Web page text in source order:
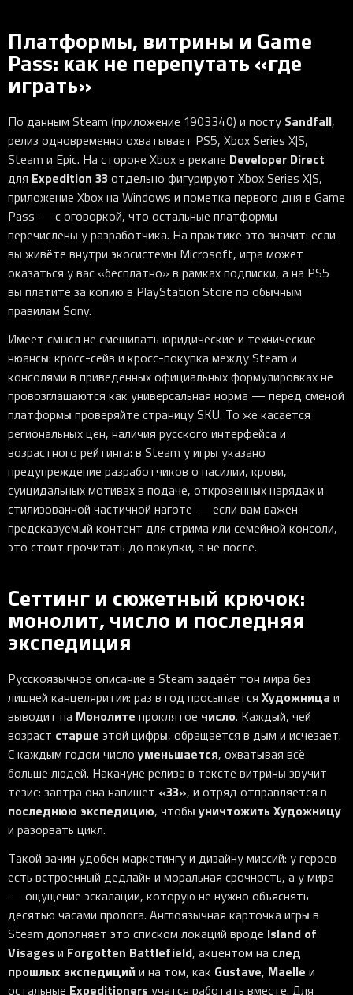
Платформы, витрины и Game
Pass: как не перепутать «где
играть»
По данным Steam (приложение 1903340) и посту Sandfall,
релиз одновременно охватывает PS5, Xbox Series X|S,
Steam и Epic. На стороне Xbox в рекапе Developer Direct
для Expedition 33отдельно фигурируют Xbox Series X|S,
приложение Xbox на Windows и пометка первого дня в Game
Pass — с оговоркой, что остальные платформы
перечислены у разработчика. На практике это значит: если
вы живёте внутри экосистемы Microsoft, игра может
оказаться у вас «бесплатно» в рамках подписки, а на PS5
вы платите за копию в PlayStation Store по обычным
правилам Sony.
Имеет смысл не смешивать юридические и технические
нюансы: кросс-сейв и кросс-покупка между Steam и
консолями в приведённых официальных формулировках не
провозглашаются как универсальная норма — перед сменой
платформы проверяйте страницу SKU. То же касается
региональных цен, наличия русского интерфейса и
возрастного рейтинга: в Steam у игры указано
предупреждение разработчиков о насилии, крови,
суицидальных мотивах в подаче, откровенных нарядах и
стилизованной частичной наготе — если вам важен
предсказуемый контент для стрима или семейной консоли,
это стоит прочитать до покупки, а не после.
Сеттинг и сюжетный крючок:
монолит, число и последняя
экспедиция
Русскоязычное описание в Steam задаёт тон мира без
лишней канцеляритии: раз в год просыпается Художница и
выводит на Монолите проклятое число. Каждый, чей
возраст старше этой цифры, обращается в дым и исчезает.
С каждым годом числоуменьшается, охватывая всё
больше людей. Накануне релиза в тексте витрины звучит
тезис: завтра она напишет «33», и отряд отправляется в
последнюю экспедицию, чтобыуничтожить Художницу
и разорвать цикл.
Такой зачин удобен маркетингу и дизайну миссий: у героев
есть встроенный дедлайн и моральная срочность, а у мира
— ощущение эскалации, которую не нужно объяснять
десятью часами пролога. Англоязычная карточка игры в
Steam дополняет это списком локаций вроде Island of
Visages и Forgotten Battlefield, акцентом на след
прошлых экспедицийи на том, как Gustave, Maelle и
остальные Expeditioners учатся работать вместе. Для